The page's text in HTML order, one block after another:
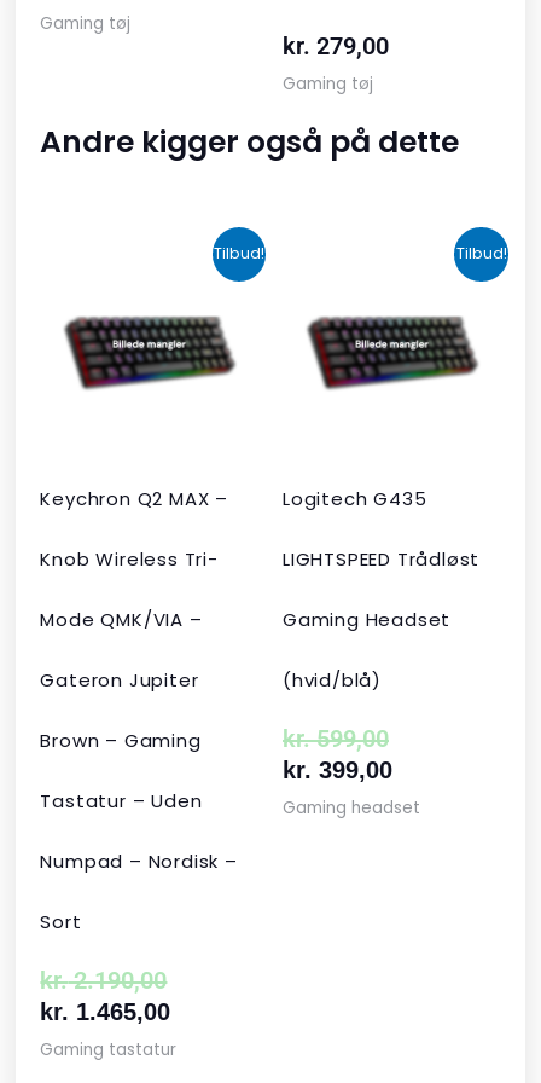
Gaming tøj
kr. 279,00
Gaming tøj
Andre kigger også på dette
Tilbud!
Keychron Q2 MAX –
Knob Wireless Tri-
Mode QMK/VIA –
Gateron Jupiter
Brown – Gaming
Tastatur – Uden
Numpad – Nordisk –
Sort
kr.2.190,00
oprindelige
pris
var:
kr. 2.190,00.
kr. 1.465,00
Den
aktuelle
pris
er:
kr. 1.465,00.
Gaming tastatur
Tilbud!
Logitech G435
LIGHTSPEED Trådløst
Gaming Headset
(hvid/blå)
kr.599,00
oprindelige
pris
var:
kr. 599,00.
kr. 399,00
aktuelle
pris
er:
kr. 399,00.
Gaming headset